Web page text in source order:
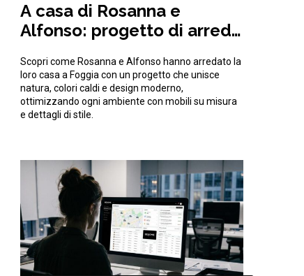
A casa di Rosanna e
Alfonso: progetto di arredo
natura
Scopri come Rosanna e Alfonso hanno arredato la
loro casa a Foggia con un progetto che unisce
natura, colori caldi e design moderno,
ottimizzando ogni ambiente con mobili su misura
e dettagli di stile.